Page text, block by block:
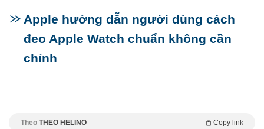
Apple hướng dẫn người dùng cách
đeo Apple Watch chuẩn không cần
chỉnh
Theo THEO HELINO Copy link